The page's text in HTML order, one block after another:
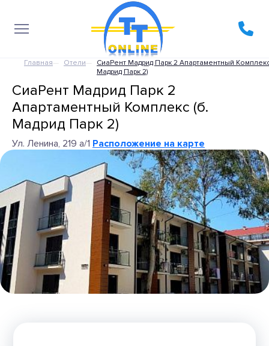
Главная Отели
СиаРент Мадрид Парк 2 Апартаментный
Мадрид Парк 2)
СиаРент Мадрид Парк 2
Апартаментный Комплекс (б.
Мадрид Парк 2)
Ул. Ленина, 219 а/1 Расположение на карте